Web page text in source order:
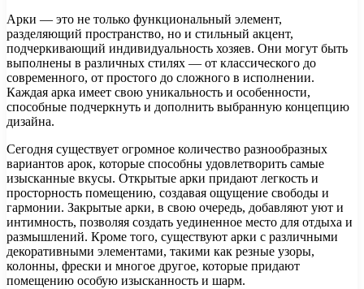
Арки — это не только функциональный элемент,
разделяющий пространство, но и стильный акцент,
подчеркивающий индивидуальность хозяев. Они могут быть
выполнены в различных стилях — от классического до
современного, от простого до сложного в исполнении.
Каждая арка имеет свою уникальность и особенности,
способные подчеркнуть и дополнить выбранную концепцию
дизайна.
Сегодня существует огромное количество разнообразных
вариантов арок, которые способны удовлетворить самые
изысканные вкусы. Открытые арки придают легкость и
просторность помещению, создавая ощущение свободы и
гармонии. Закрытые арки, в свою очередь, добавляют уют и
интимность, позволяя создать уединенное место для отдыха и
размышлений. Кроме того, существуют арки с различными
декоративными элементами, такими как резные узоры,
колонны, фрески и многое другое, которые придают
помещению особую изысканность и шарм.